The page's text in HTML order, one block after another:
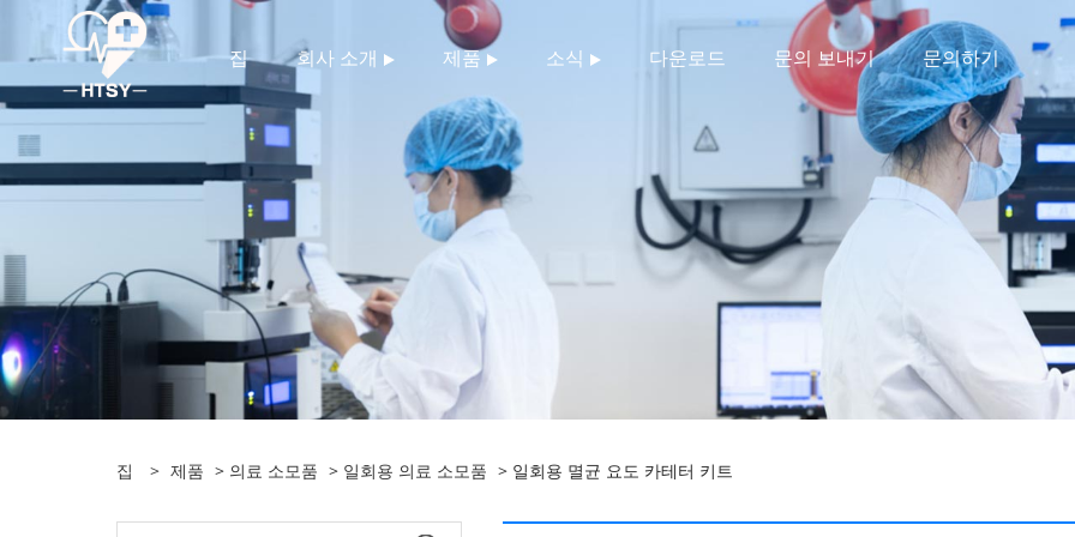
집 회사 소개 제품 소식 다운로드 문의 보내기 문의하기
집 > 제품 > 의료 소모품 > 일회용 의료 소모품 > 일회용 멸균 요도 카테터 키트